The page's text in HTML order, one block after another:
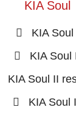
KIA Soul
KIA Soul
KIA Soul
KIA Soul II
KIA Soul